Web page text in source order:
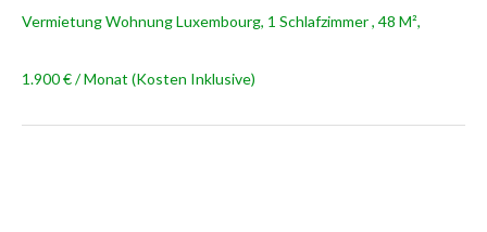
Vermietung Wohnung Luxembourg, 1 Schlafzimmer , 48 M²,
1.900 € / Monat (Kosten Inklusive)